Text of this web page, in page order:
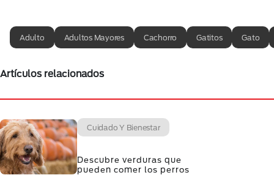
Adulto Adultos Mayores Cachorro Gatitos Gato
Artículos relacionados
Cuidado Y Bienestar
Descubre verduras que
pueden comer los perros